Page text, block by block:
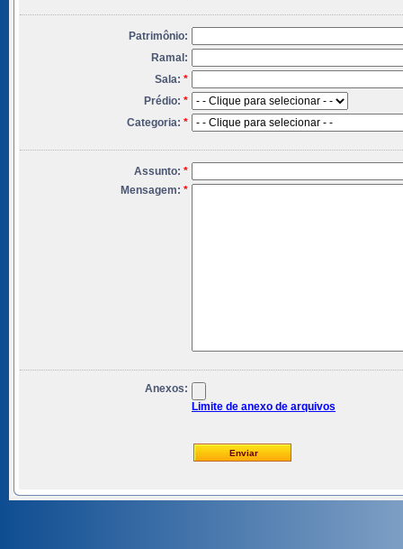
Patrimônio:
Ramal:
Sala: *
Prédio: *
Categoria: *
Assunto: *
Mensagem: *
Anexos:
Limite de anexo de arquivos